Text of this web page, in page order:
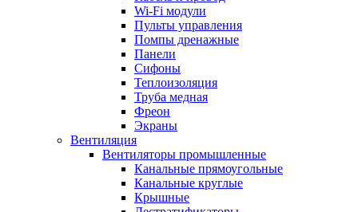
Wi-Fi модули
Пульты управления
Помпы дренажные
Панели
Сифоны
Теплоизоляция
Труба медная
Фреон
Экраны
Вентиляция
Вентиляторы промышленные
Канальные прямоугольные
Канальные круглые
Крышные